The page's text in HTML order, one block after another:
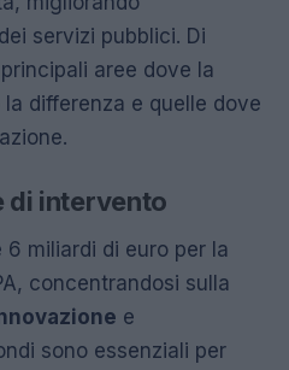
servizi pubblici. Di
aree dove la
differenza e quelle dove
di intervento
6 miliardi di euro per la
concentrandosi sulla
e
sono essenziali per